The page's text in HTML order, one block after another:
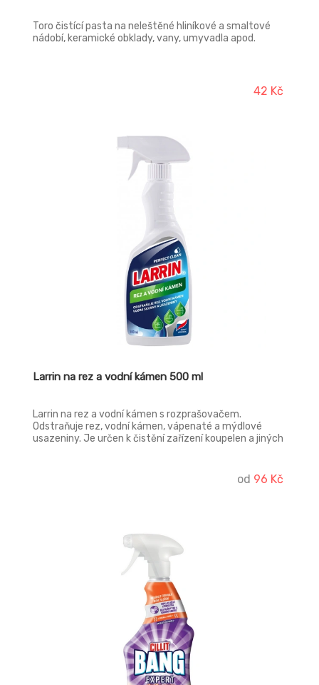
Toro čistící pasta na neleštěné hliníkové a smaltové
nádobí, keramické obklady, vany, umyvadla apod.
42 Kč
Larrin na rez a vodní kámen 500 ml
Larrin na rez a vodní kámen s rozprašovačem.
Odstraňuje rez, vodní kámen, vápenaté a mýdlové
usazeniny. Je určen k čistění zařízení koupelen a jiných
od 96 Kč